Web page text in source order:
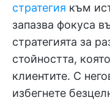
стратегия към
запазва фокуса
стратегията за
стойността,
клиентите. С
избегнете